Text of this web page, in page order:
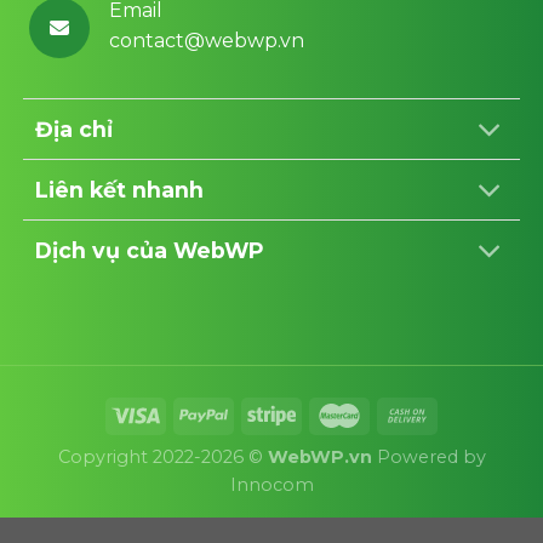
Email
contact@webwp.vn
Địa chỉ
Liên kết nhanh
Dịch vụ của WebWP
Copyright 2022-2026 © WebWP.vn Powered by
Innocom